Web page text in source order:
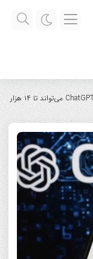
اشتراک ۲۰۰ دلاری ChatGPT می‌تواند تا ۱۴ هزار